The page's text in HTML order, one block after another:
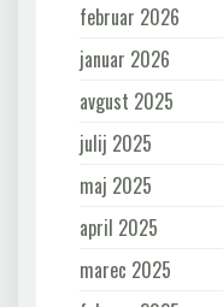
februar 2026
januar 2026
avgust 2025
julij 2025
maj 2025
april 2025
marec 2025